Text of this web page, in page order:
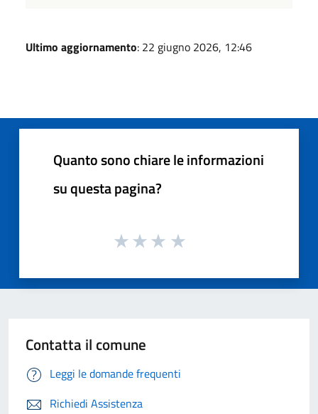
Ultimo aggiornamento: 22 giugno 2026, 12:46
Quanto sono chiare le informazioni
su questa pagina?
Contatta il comune
Leggi le domande frequenti
Richiedi Assistenza